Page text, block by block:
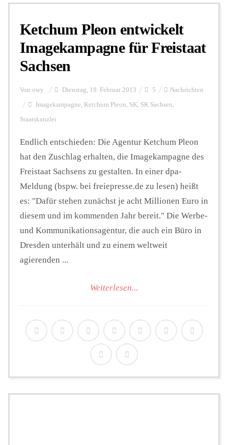
Personalien
FUNKTURM-Beiträge
Podcast
Seminare
Unterstützen
Ketchum Pleon entwickelt
Imagekampagne für Freistaat
Sachsen
Von owy Dienstag, 19. Februar 2013 5 Nachrichten
Imagekampagne, Ketchum Pleon, SK, SK Sachsen,
Staatskanzlei
Endlich entschieden: Die Agentur Ketchum Pleon
hat den Zuschlag erhalten, die Imagekampagne des
Freistaat Sachsens zu gestalten. In einer dpa-
Meldung (bspw. bei freiepresse.de zu lesen) heißt
es: "Dafür stehen zunächst je acht Millionen Euro in
diesem und im kommenden Jahr bereit." Die Werbe-
und Kommunikationsagentur, die auch ein Büro in
Dresden unterhält und zu einem weltweit
agierenden ...
Weiterlesen...